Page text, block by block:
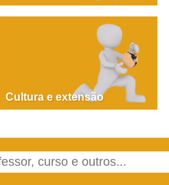
PAOLA
Dire, fare,
Cultura e extensão